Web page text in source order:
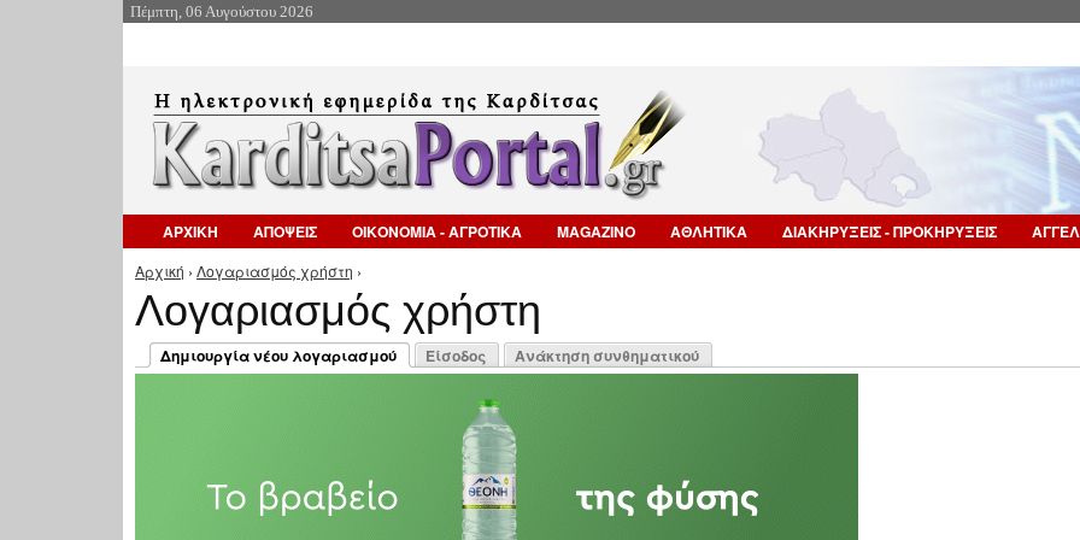
Πέμπτη, 06 Αυγούστου 2026
ΑΡΧΙΚΗ ΑΠΟΨΕΙΣ ΟΙΚΟΝΟΜΙΑ - ΑΓΡΟΤΙΚΑ MAGAZINO ΑΘΛΗΤΙΚΑ ΔΙΑΚΗΡΥΞΕΙΣ - ΠΡΟΚΗΡΥΞΕΙΣ
Είστε εδώ
Αρχική › Λογαριασμός χρήστη ›
Λογαριασμός χρήστη
Πρωτεύουσες καρτέλες
Δημιουργία νέου λογαριασμού
(ενεργή καρτέλα)
Είσοδος Ανάκτηση συνθηματικού